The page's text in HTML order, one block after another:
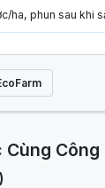
ha, phun sau khi
Cùng Công